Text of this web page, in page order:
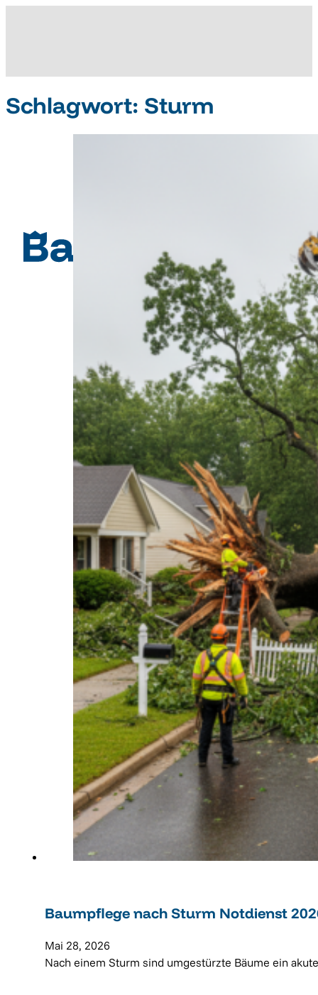
Schlagwort: Sturm
Baumpflege nach Sturm Notdienst
Mai 28, 2026
Nach einem Sturm sind umgestürzte Bäume ein